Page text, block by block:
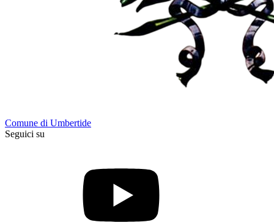
Comune di Umbertide
Seguici su